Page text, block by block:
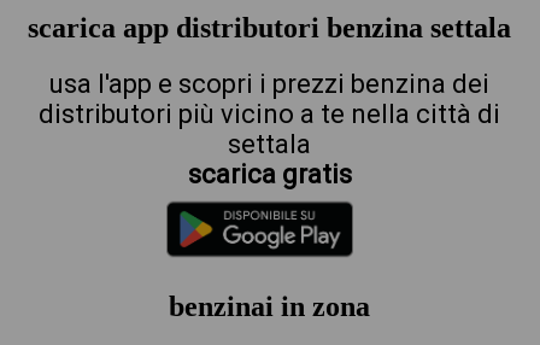
scarica app distributori benzina settala
usa l'app e scopri i prezzi benzina dei
distributori più vicino a te nella città di
settala
scarica gratis
benzinai in zona